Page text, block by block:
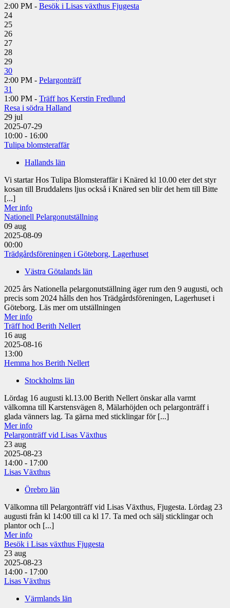
2:00 PM - Besök i Lisas växthus Fjugesta
24
25
26
27
28
29
30
2:00 PM - Pelargonträff
31
1:00 PM - Träff hos Kerstin Fredlund
Resa i södra Halland
29 jul
2025-07-29
10:00 - 16:00
Tulipa blomsteraffär
Hallands län
Vi startar Hos Tulipa Blomsteraffär i Knäred kl 10.00 eter det styr
kosan till Bruddalens ljus också i Knäred sen blir det hem till Bitte
[...]
Mer info
Nationell Pelargonutställning
09 aug
2025-08-09
00:00
Trädgårdsföreningen i Göteborg, Lagerhuset
Västra Götalands län
2025 års Nationella pelargonutställning äger rum den 9 augusti, och
precis som 2024 hålls den hos Trädgårdsföreningen, Lagerhuset i
Göteborg. Läs mer om utställningen
Mer info
Träff hod Berith Nellert
16 aug
2025-08-16
13:00
Hemma hos Berith Nellert
Stockholms län
Lördag 16 augusti kl.13.00 Berith Nellert önskar alla varmt
välkomna till Karstensvägen 8, Mälarhöjden och pelargonträff i
glada vänners lag. Ta gärna med sticklingar för [...]
Mer info
Pelargonträff vid Lisas Växthus
23 aug
2025-08-23
14:00 - 17:00
Lisas Växthus
Örebro län
Välkomna till Pelargonträff vid Lisas Växthus, Fjugesta. Lördag 23
augusti från kl 14:00 till ca kl 17. Ta med och sälj sticklingar och
plantor och [...]
Mer info
Besök i Lisas växthus Fjugesta
23 aug
2025-08-23
14:00 - 17:00
Lisas Växthus
Värmlands län